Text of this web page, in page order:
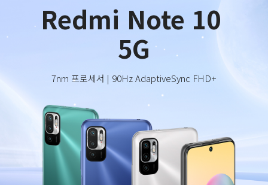
Redmi Note 10
5G
7nm 프로세서 | 90Hz AdaptiveSync FHD+